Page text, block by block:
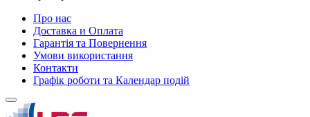
Про нас
Доставка и Оплата
Гарантія та Повернення
Умови використання
Контакти
Графік роботи та Календар подій